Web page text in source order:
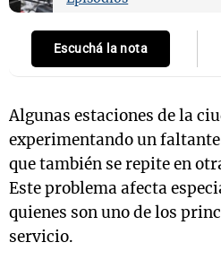
Escuchá la nota
Algunas estaciones de la
experimentando un
que también se repite en
Este problema afecta
quienes son uno de los
servicio.
Notas
Mundial 2026